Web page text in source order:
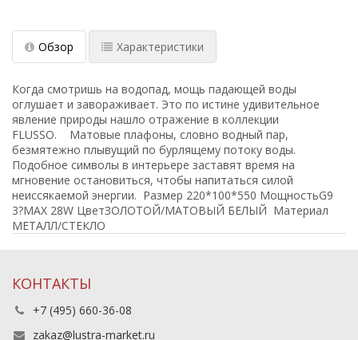
Обзор Характеристики
Когда смотришь на водопад, мощь падающей воды
оглушает и завораживает. Это по истине удивительное
явление природы нашло отражение в коллекции
FLUSSO. Матовые плафоны, словно водный пар,
безмятежно плывущий по бурлящему потоку воды.
Подобное символы в интерьере заставят время на
мгновение остановиться, чтобы напитаться силой
неиссякаемой энергии. Размер 220*100*550 МощностьG9
3?MAX 28W ЦветЗОЛОТОЙ/МАТОВЫЙ БЕЛЫЙ Материал
МЕТАЛЛ/СТЕКЛО
КОНТАКТЫ
+7 (495) 660-36-08
zakaz@lustra-market.ru